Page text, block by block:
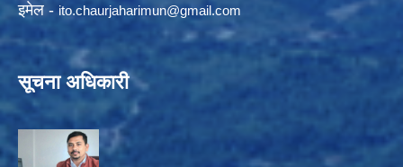
इमेल - ito.chaurjaharimun@gmail.com
सूचना अधिकारी